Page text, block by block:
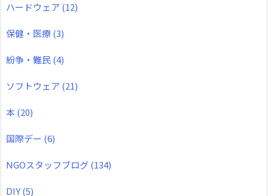
ハードウェア (12)
保健・医療(3)
紛争・難民(4)
ソフトウェア (21)
本(20)
国際デー (6)
NGOスタッフブログ(134)
DIY(5)